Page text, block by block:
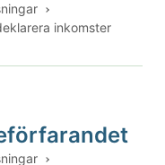
inkomster